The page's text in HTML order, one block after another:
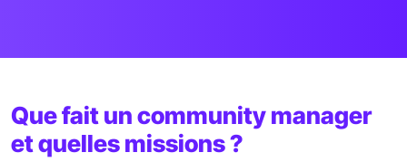
Que fait un community manager
et quelles missions ?